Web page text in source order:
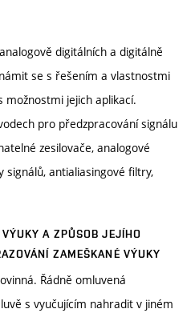
digitálních a digitálně
se s řešením a vlastnostmi
možnostmi jejich aplikací.
pro předzpracování signálu
zesilovače, analogové
antialiasingové filtry,
A ZPŮSOB JEJÍHO
ZAMEŠKANÉ VÝUKY
Řádně omluvená
s vyučujícím nahradit v jiném